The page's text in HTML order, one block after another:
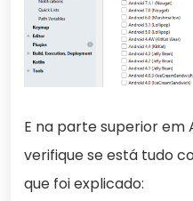
E na parte superior em
verifique se está tudo
que foi explicado: